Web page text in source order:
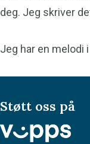
deg. Jeg skriver
Jeg har en melodi
Støtt oss på